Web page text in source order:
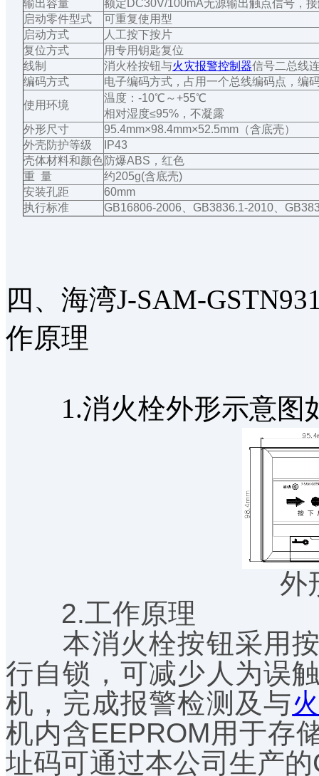
输出容量
额定DC30V/100mA无源输出触点信号，
启动零件型式
可重复使用型
启动方式
人工按下按片
复位方式
用专用钥匙复位
线制
消火栓按钮与火灾报警控制器信号二总线
编码方式
电子编码方式，占用一个总线编码点，编
使用环境
温度：-10℃～+55℃
相对湿度≤95%，不凝露
外形尺寸
95.4mm×98.4mm×52.5mm（含底壳）
外壳防护等级
IP43
壳体材料和颜色防爆ABS，红色
重 量
约205g(含底壳)
安装孔距
60mm
执行标准
GB16806-2006、GB3836.1-2010、
四、海湾J-SAM-
作原理
1.消火栓外形示意图
外
2.工作原理
本消火栓按钮采用按
行自锁，可减少人为误
机，完成报警检测及与
机内含EEPROM用于存
址码可通过本公司生产